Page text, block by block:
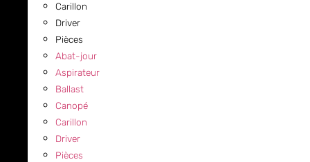
Carillon
Driver
Pièces
Abat-jour
Aspirateur
Ballast
Canopé
Carillon
Driver
Pièces